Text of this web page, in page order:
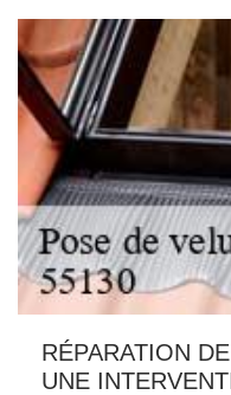
RÉPARATION
UNE